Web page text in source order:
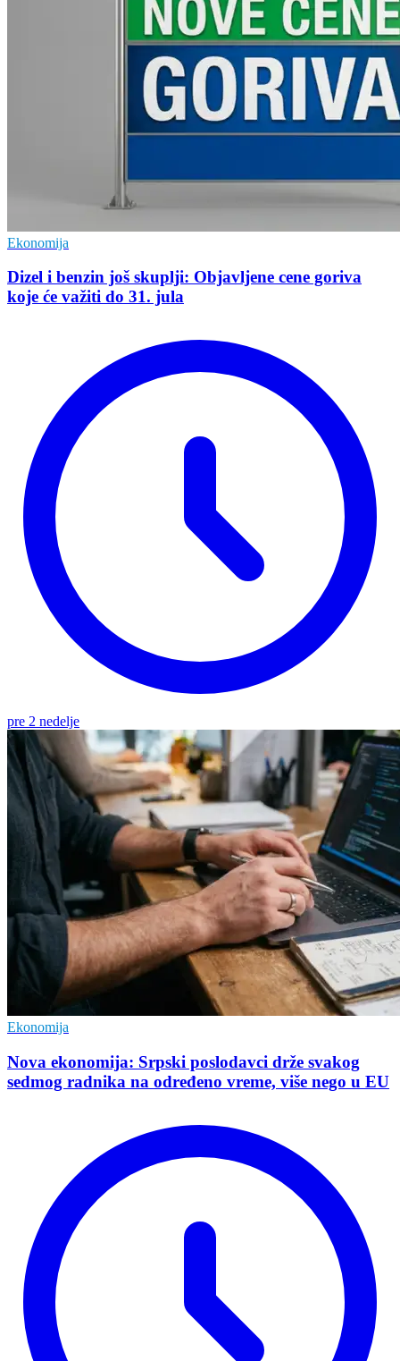
Ekonomija
Dizel i benzin još skuplji: Objavljene cene goriva
koje će važiti do 31. jula
pre 2 nedelje
Ekonomija
Nova ekonomija: Srpski poslodavci drže svakog
sedmog radnika na određeno vreme, više nego u EU